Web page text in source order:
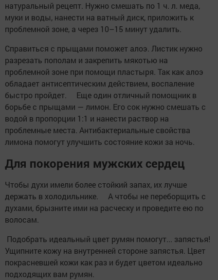
натуральный рецепт. Нужно смешать по 1 ч. л. меда,
муки и воды, нанести на ватный диск, приложить к
проблемной зоне, а через 10–15 минут удалить.
Справиться с прыщами поможет алоэ. Листик нужно
разрезать пополам и закрепить мякотью на
проблемной зоне при помощи пластыря. Так как алоэ
обладает антисептическим действием, воспаление
быстро пройдет. Еще один отличный помощник в
борьбе с прыщами — лимон. Его сок нужно смешать с
водой в пропорции 1:1 и нанести раствор на
проблемные места. Антибактериальные свойства
лимона помогут улучшить состояние кожи за ночь.
Для покорения мужских сердец
Чтобы духи имели более стойкий запах, их лучше
держать в холодильнике. А чтобы не переборщить с
духами, брызните ими на расческу и проведите ею по
волосам.
Подобрать идеальный цвет румян помогут... запястья!
Ущипните кожу на внутренней стороне запястья. Цвет
покрасневшей кожи как раз и будет цветом идеально
подходящих вам румян.